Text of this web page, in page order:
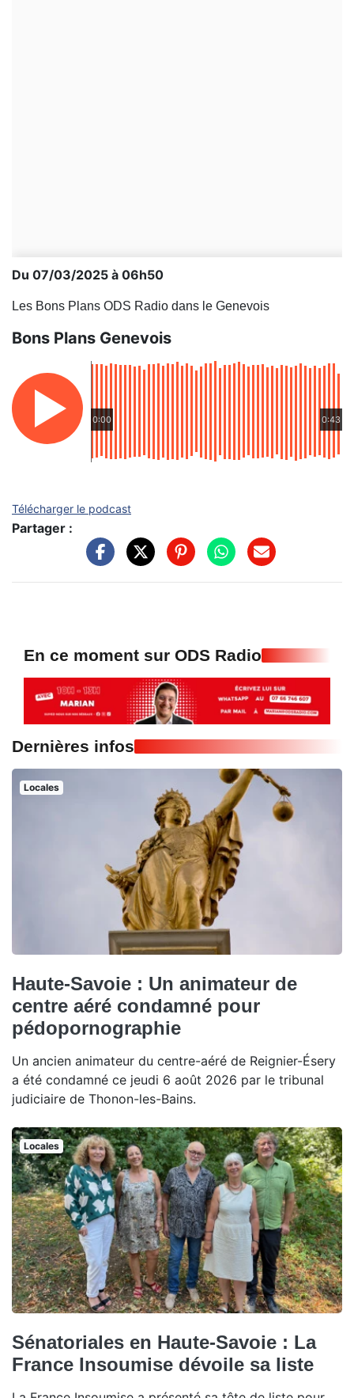
Du 07/03/2025 à 06h50
Les Bons Plans ODS Radio dans le Genevois
Bons Plans Genevois
0:00 0:43
Télécharger le podcast
Partager :
En ce moment sur ODS Radio
Dernières infos
Locales
Haute-Savoie : Un animateur de
centre aéré condamné pour
pédopornographie
Un ancien animateur du centre-aéré de Reignier-Ésery
a été condamné ce jeudi 6 août 2026 par le tribunal
judiciaire de Thonon-les-Bains.
Locales
Sénatoriales en Haute-Savoie : La
France Insoumise dévoile sa liste